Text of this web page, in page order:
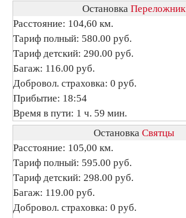
Остановка Переложник
Расстояние: 104,60 км.
Тариф полный: 580.00 руб.
Тариф детский: 290.00 руб.
Багаж: 116.00 руб.
Добровол. страховка: 0 руб.
Прибытие: 18:54
Время в пути: 1 ч. 59 мин.
Остановка Святцы
Расстояние: 105,00 км.
Тариф полный: 595.00 руб.
Тариф детский: 298.00 руб.
Багаж: 119.00 руб.
Добровол. страховка: 0 руб.